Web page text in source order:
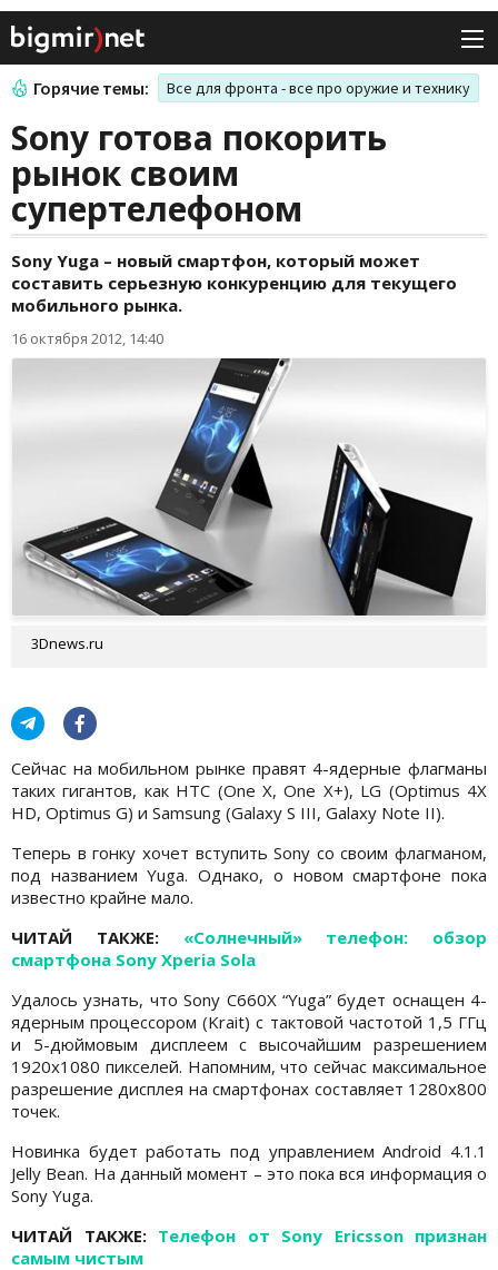
Горячие темы: Все для фронта - все про оружие и технику
Sony готова покорить
рынок своим
супертелефоном
Sony Yuga – новый смартфон, который может
составить серьезную конкуренцию для текущего
мобильного рынка.
16 октября 2012, 14:40
3Dnews.ru
Сейчас на мобильном рынке правят 4-ядерные флагманы
таких гигантов, как HTC (One X, One X+), LG (Optimus 4X
HD, Optimus G) и Samsung (Galaxy S III, Galaxy Note II).
Теперь в гонку хочет вступить Sony со своим флагманом,
под названием Yuga. Однако, о новом смартфоне пока
известно крайне мало.
ЧИТАЙ ТАКЖЕ: «Солнечный» телефон: обзор
смартфона Sony Xperia Sola
Удалось узнать, что Sony C660X “Yuga” будет оснащен 4-
ядерным процессором (Krait) с тактовой частотой 1,5 ГГц
и 5-дюймовым дисплеем с высочайшим разрешением
1920х1080 пикселей. Напомним, что сейчас максимальное
разрешение дисплея на смартфонах составляет 1280х800
точек.
Новинка будет работать под управлением Android 4.1.1
Jelly Bean. На данный момент – это пока вся информация о
Sony Yuga.
ЧИТАЙ ТАКЖЕ: Телефон от Sony Ericsson признан
самым чистым